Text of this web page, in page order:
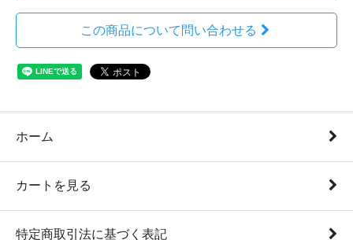
この商品について問い合わせる
ホーム
カートを見る
特定商取引法に基づく表記